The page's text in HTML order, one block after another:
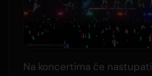
Na koncertima će nastupati